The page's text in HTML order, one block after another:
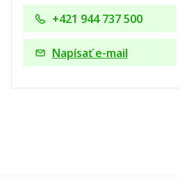
+421 944 737 500
Napísať e-mail